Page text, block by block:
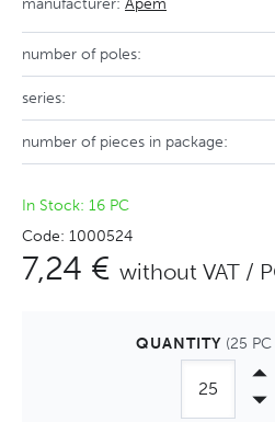
manufacturer: Apem
number of poles:
series:
number of pieces in package:
In Stock: 16 PC
Code: 1000524
7,24 € without VAT /
QUANTITY (25